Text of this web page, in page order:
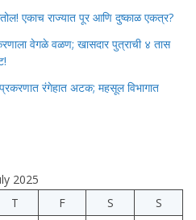
एकाच राज्यात पूर आणि दुष्काळ एकत्र?
वेगळे वळण; खासदार पुत्राची ४ तास
रंगेहात अटक; महसूल विभागात
2025
T F S
S